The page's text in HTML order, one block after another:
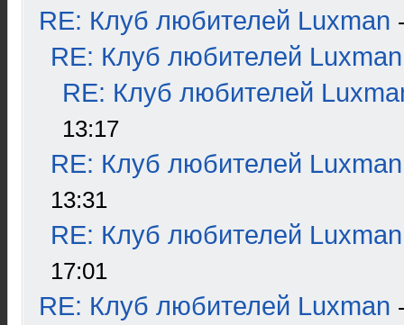
RE: Клуб любителей Luxman
RE: Клуб любителей Luxman
RE: Клуб любителей
13:17
RE: Клуб любителей Luxman
13:31
RE: Клуб любителей Luxman
17:01
RE: Клуб любителей Luxman